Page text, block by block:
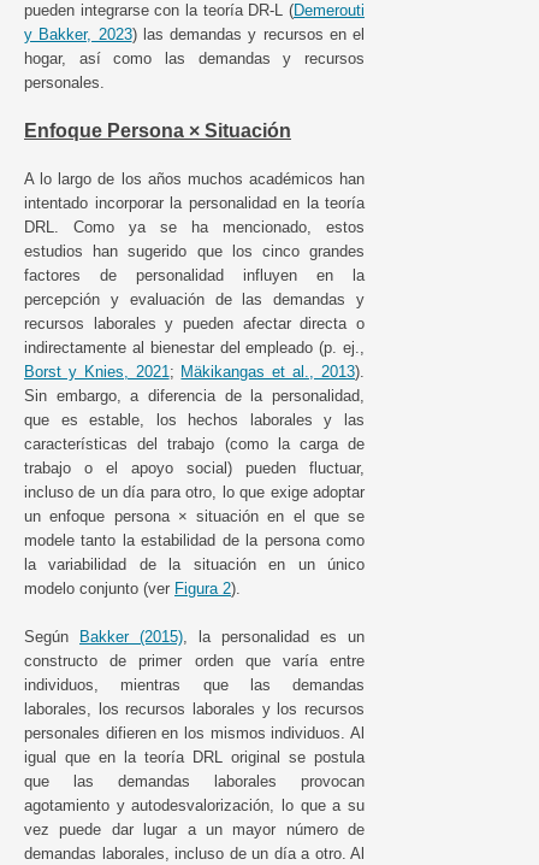
pueden integrarse con la teoría DR-L (Demerouti
y Bakker, 2023) las demandas y recursos en el
hogar, así como las demandas y recursos
personales.
Enfoque Persona × Situación
A lo largo de los años muchos académicos han
intentado incorporar la personalidad en la teoría
DRL. Como ya se ha mencionado, estos
estudios han sugerido que los cinco grandes
factores de personalidad influyen en la
percepción y evaluación de las demandas y
recursos laborales y pueden afectar directa o
indirectamente al bienestar del empleado (p. ej.,
Borst y Knies, 2021; Mäkikangas et al., 2013).
Sin embargo, a diferencia de la personalidad,
que es estable, los hechos laborales y las
características del trabajo (como la carga de
trabajo o el apoyo social) pueden fluctuar,
incluso de un día para otro, lo que exige adoptar
un enfoque persona × situación en el que se
modele tanto la estabilidad de la persona como
la variabilidad de la situación en un único
modelo conjunto (ver Figura 2).
Según Bakker (2015), la personalidad es un
constructo de primer orden que varía entre
individuos, mientras que las demandas
laborales, los recursos laborales y los recursos
personales difieren en los mismos individuos. Al
igual que en la teoría DRL original se postula
que las demandas laborales provocan
agotamiento y autodesvalorización, lo que a su
vez puede dar lugar a un mayor número de
demandas laborales, incluso de un día a otro. Al